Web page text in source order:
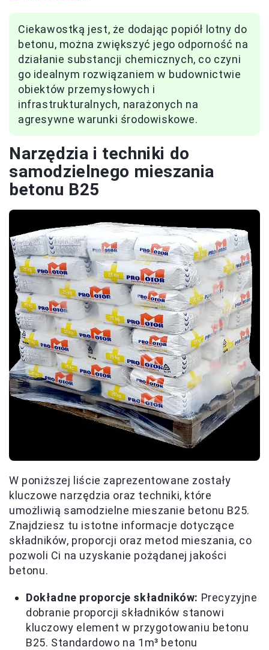
Ciekawostką jest, że dodając popiół lotny do
betonu, można zwiększyć jego odporność na
działanie substancji chemicznych, co czyni
go idealnym rozwiązaniem w budownictwie
obiektów przemysłowych i
infrastrukturalnych, narażonych na
agresywne warunki środowiskowe.
Narzędzia i techniki do
samodzielnego mieszania
betonu B25
W poniższej liście zaprezentowane zostały
kluczowe narzędzia oraz techniki, które
umożliwią samodzielne mieszanie betonu B25.
Znajdziesz tu istotne informacje dotyczące
składników, proporcji oraz metod mieszania, co
pozwoli Ci na uzyskanie pożądanej jakości
betonu.
Dokładne proporcje składników: Precyzyjne
dobranie proporcji składników stanowi
kluczowy element w przygotowaniu betonu
B25. Standardowo na 1m³ betonu